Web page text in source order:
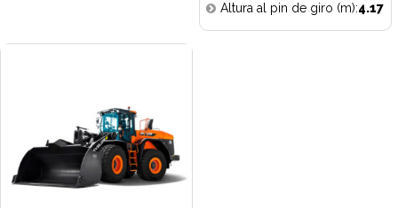
Altura al pin de giro (m):4.17